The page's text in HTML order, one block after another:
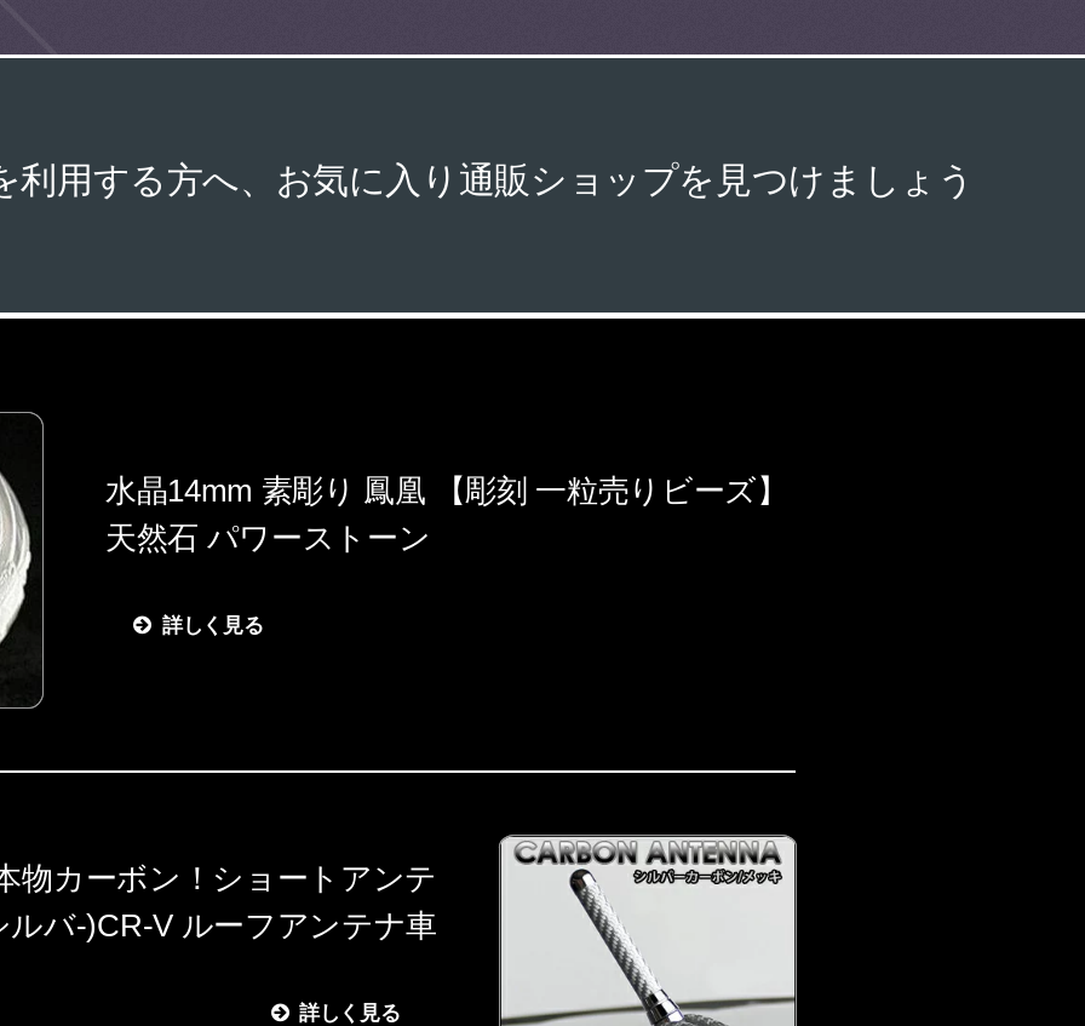
利用する方へ、お気に入り通販ショップを見つけましょう
水晶14mm 素彫り 鳳凰 【彫刻 一粒売りビーズ】
天然石 パワーストーン
詳しく見る
物カーボン！ショートアンテ
ルバ-)CR-V ルーフアンテナ車
詳しく見る